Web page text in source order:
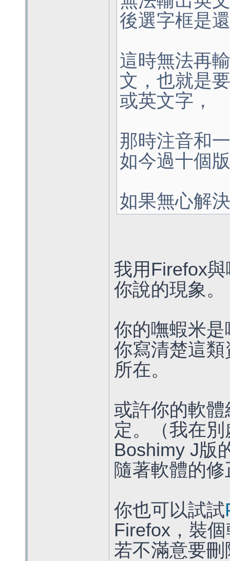
後選字框是
這時無法再
文，也就是
或英文字，
那時注音和
如今過十個
如果無心解
我用Firefox
你說的現象。
你的嘸蝦米
你寫清楚這
所在。
或許你的軟
定。（我在
Boshimy J版
隨著軟體的
你也可以試試
Firefox，裝
若不滿意要